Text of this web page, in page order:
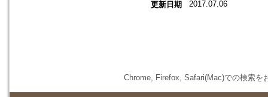
更新日期 2017.07.06
Chrome, Firefox, Safari(Mac)での検索を